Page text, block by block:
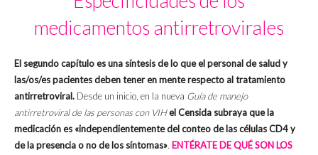
medicamentos antirretrovirales
El segundo capítulo es una síntesis de lo que el personal de salud y
las/os/es pacientes deben tener en mente respecto al tratamiento
antirretroviral. Desde un inicio, en la nueva Guía de manejo
antirretroviral de las personas con VIHel Censida subraya que la
medicación es «independientemente del conteo de las células CD4 y
de la presencia o no de los síntomas». ENTÉRATE DE QUÉ SON LOS